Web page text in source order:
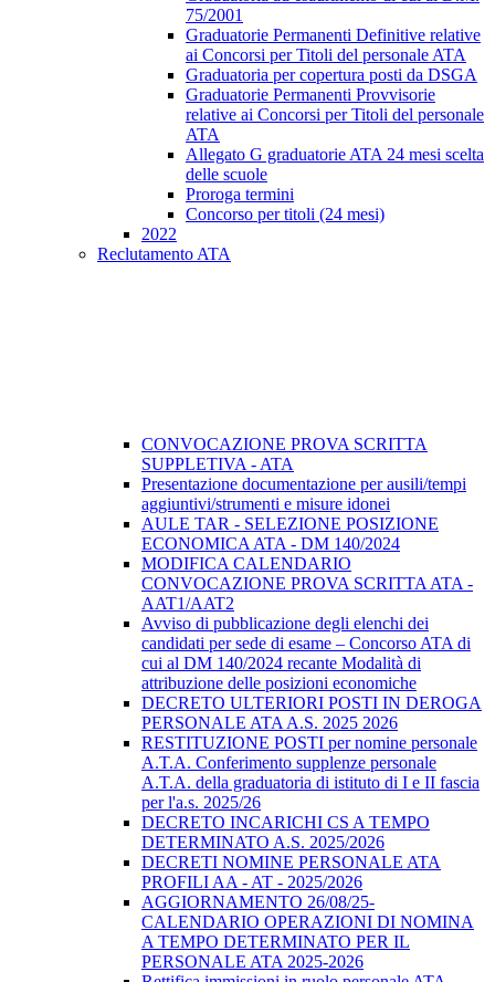
75/2001
Graduatorie Permanenti Definitive relative
ai Concorsi per Titoli del personale ATA
Graduatoria per copertura posti da DSGA
Graduatorie Permanenti Provvisorie
relative ai Concorsi per Titoli del personale
ATA
Allegato G graduatorie ATA 24 mesi scelta
delle scuole
Proroga termini
Concorso per titoli (24 mesi)
2022
Reclutamento ATA
CONVOCAZIONE PROVA SCRITTA
SUPPLETIVA - ATA
Presentazione documentazione per ausili/tempi
aggiuntivi/strumenti e misure idonei
AULE TAR - SELEZIONE POSIZIONE
ECONOMICA ATA - DM 140/2024
MODIFICA CALENDARIO
CONVOCAZIONE PROVA SCRITTA ATA -
AAT1/AAT2
Avviso di pubblicazione degli elenchi dei
candidati per sede di esame – Concorso ATA di
cui al DM 140/2024 recante Modalità di
attribuzione delle posizioni economiche
DECRETO ULTERIORI POSTI IN DEROGA
PERSONALE ATA A.S. 2025 2026
RESTITUZIONE POSTI per nomine personale
A.T.A. Conferimento supplenze personale
A.T.A. della graduatoria di istituto di I e II fascia
per l'a.s. 2025/26
DECRETO INCARICHI CS A TEMPO
DETERMINATO A.S. 2025/2026
DECRETI NOMINE PERSONALE ATA
PROFILI AA - AT - 2025/2026
AGGIORNAMENTO 26/08/25-
CALENDARIO OPERAZIONI DI NOMINA
A TEMPO DETERMINATO PER IL
PERSONALE ATA 2025-2026